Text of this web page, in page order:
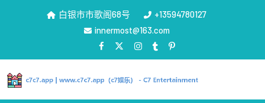
白银市市歌阁68号
+13594780127
innermost@163.com